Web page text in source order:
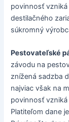
povinnosť
destilačného
súkromný
Pestovateľské
závodu na
znížená sadzba
najviac však na
povinnosť
Platiteľom dane